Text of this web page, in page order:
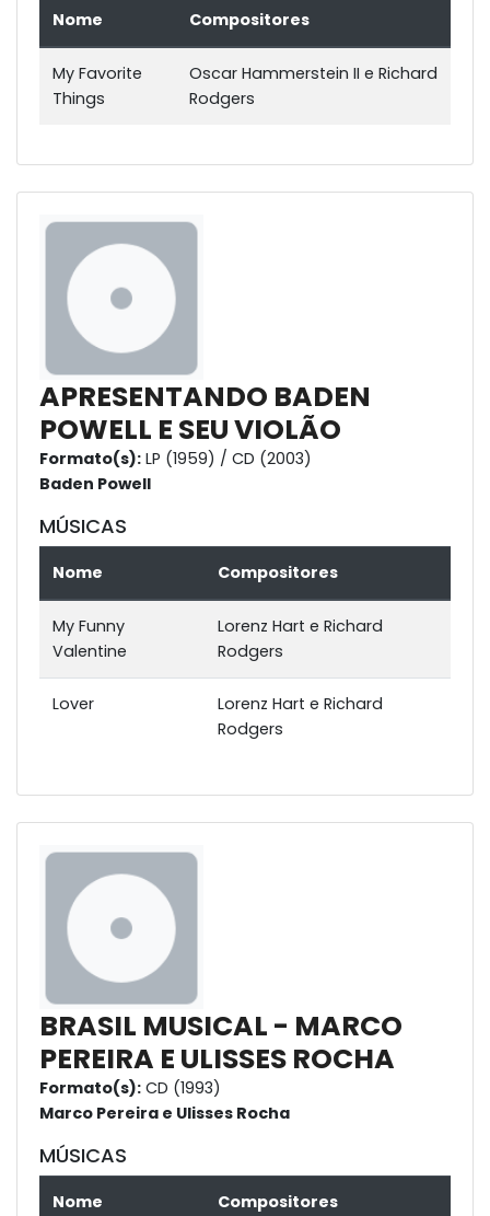
Nome Compositores
My Favorite
Things
Oscar Hammerstein II e Richard
Rodgers
APRESENTANDO BADEN
POWELL E SEU VIOLÃO
Formato(s): LP (1959) / CD (2003)
Baden Powell
MÚSICAS
Nome Compositores
My Funny
Valentine
Lorenz Hart e Richard
Rodgers
Lover
Lorenz Hart e Richard
Rodgers
BRASIL MUSICAL - MARCO
PEREIRA E ULISSES ROCHA
Formato(s): CD (1993)
Marco Pereira e Ulisses Rocha
MÚSICAS
Nome Compositores